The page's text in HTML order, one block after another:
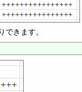
できます。